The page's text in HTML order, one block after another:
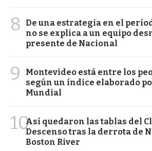
8
De una estrategia en el
no se explica a un equipo
presente de Nacional
9
Montevideo está entre los
según un índice elaborado
Mundial
10Así quedaron las tablas del
Descenso tras la derrota de
Boston River